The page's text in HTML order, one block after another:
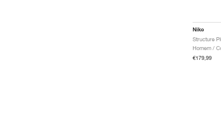
Nike
Structure
Homem /
€179,99